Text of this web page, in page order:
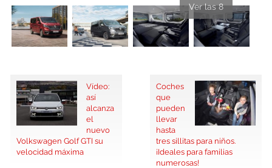
Ver las 8
Vídeo:
así
alcanza
el
nuevo
Volkswagen Golf GTI su
velocidad máxima
Coches
que
pueden
llevar
hasta
tres sillitas para niños.
¡Ideales para familias
numerosas!